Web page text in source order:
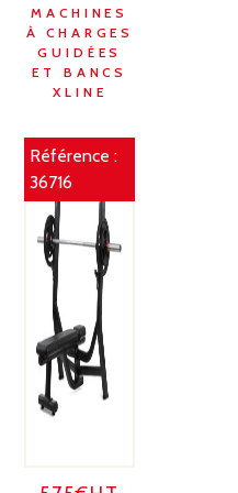
MACHINES
À CHARGES
GUIDÉES
ET BANCS
XLINE
Référence :
36716